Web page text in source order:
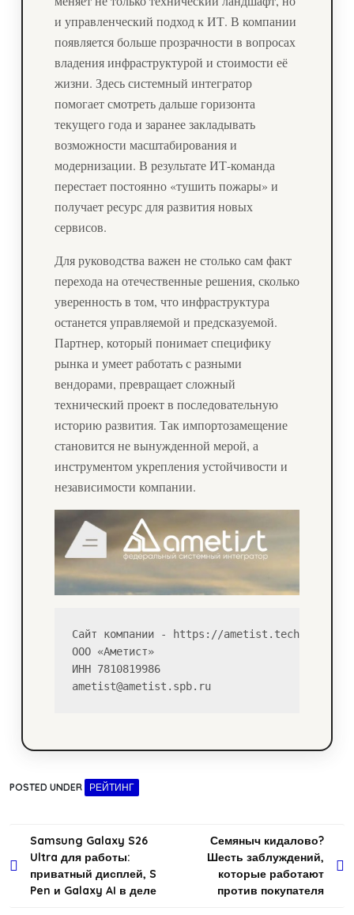
и управленческий подход к ИТ. В компании
появляется больше прозрачности в вопросах
владения инфраструктурой и стоимости её
жизни. Здесь системный интегратор
помогает смотреть дальше горизонта
текущего года и заранее закладывать
возможности масштабирования и
модернизации. В результате ИТ-команда
перестает постоянно «тушить пожары» и
получает ресурс для развития новых
сервисов.
Для руководства важен не столько сам факт
перехода на отечественные решения, сколько
уверенность в том, что инфраструктура
останется управляемой и предсказуемой.
Партнер, который понимает специфику
рынка и умеет работать с разными
вендорами, превращает сложный
технический проект в последовательную
историю развития. Так импортозамещение
становится не вынужденной мерой, а
инструментом укрепления устойчивости и
независимости компании.
Сайт компании - https://ametist.tech
ООО «Аметист»
ИНН 7810819986
ametist@ametist.spb.ru
POSTED UNDER РЕЙТИНГ
Навигация
по
записям
Samsung Galaxy S26
Ultra для работы:
приватный дисплей, S
Pen и Galaxy AI в деле
Семяныч кидалово?
Шесть заблуждений,
которые работают
против покупателя